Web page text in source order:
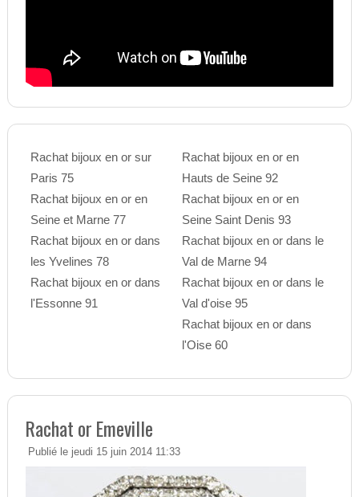
Rachat bijoux en or sur
Paris 75
Rachat bijoux en or en
Seine et Marne 77
Rachat bijoux en or dans
les Yvelines 78
Rachat bijoux en or dans
l'Essonne 91
Rachat bijoux en or en
Hauts de Seine 92
Rachat bijoux en or en
Seine Saint Denis 93
Rachat bijoux en or dans le
Val de Marne 94
Rachat bijoux en or dans le
Val d'oise 95
Rachat bijoux en or dans
l'Oise 60
Rachat or Emeville
Publié le jeudi 15 juin 2014 11:33